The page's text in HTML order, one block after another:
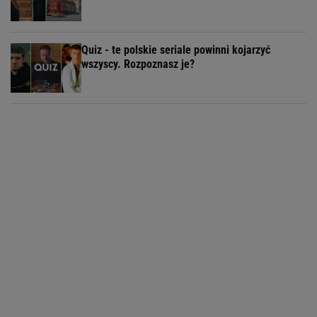
Quiz - te polskie seriale powinni kojarzyć
wszyscy. Rozpoznasz je?